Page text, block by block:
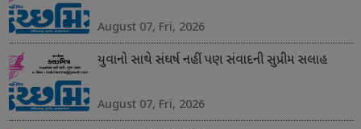
August 07, Fri, 2026
યુવાનો સાથે સંઘર્ષ નહીં પણ સંવાદની સુપ્રીમ સલાહ
August 07, Fri, 2026